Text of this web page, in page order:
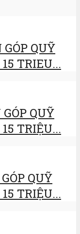
QUỸ
TRIEU...
QUỸ
TRIỆU...
QUỸ
TRIỆU...